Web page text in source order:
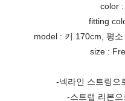
color :
fitting
model : 키 170cm, 평
size :
-넥라인 스트링으
-스트랩 리본